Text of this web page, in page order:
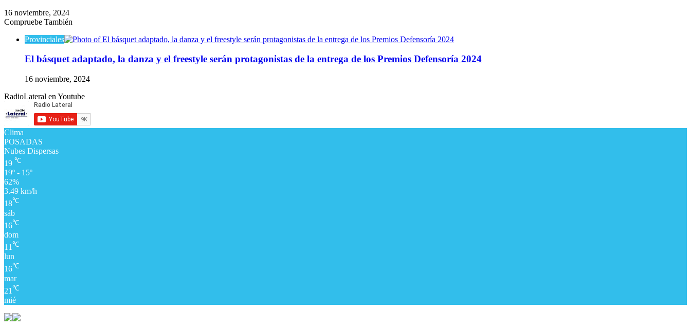
16 noviembre, 2024
Compruebe También
Provinciales
El básquet adaptado, la danza y el freestyle serán protagonistas de la entrega de los Premios Defensoría 2024
16 noviembre, 2024
RadioLateral en Youtube
Clima
POSADAS
Nubes Dispersas
19 ℃
19º - 15º
62%
3.49 km/h
18℃
sáb
16℃
dom
11℃
lun
16℃
mar
21 ℃
mié